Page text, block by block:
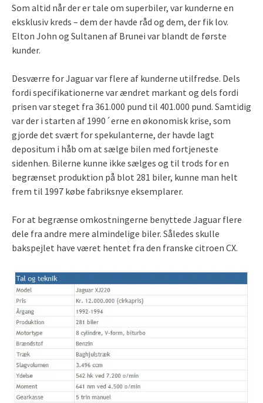
Som altid når der er tale om superbiler, var kunderne en
eksklusiv kreds – dem der havde råd og dem, der fik lov.
Elton John og Sultanen af Brunei var blandt de første
kunder.
Desværre for Jaguar var flere af kunderne utilfredse. Dels
fordi specifikationerne var ændret markant og dels fordi
prisen var steget fra 361.000 pund til 401.000 pund. Samtidig
var der i starten af 1990´erne en økonomisk krise, som
gjorde det svært for spekulanterne, der havde lagt
depositum i håb om at sælge bilen med fortjeneste
sidenhen. Bilerne kunne ikke sælges og til trods for en
begrænset produktion på blot 281 biler, kunne man helt
frem til 1997 købe fabriksnye eksemplarer.
For at begrænse omkostningerne benyttede Jaguar flere
dele fra andre mere almindelige biler. Således skulle
bakspejlet have været hentet fra den franske citroen CX.